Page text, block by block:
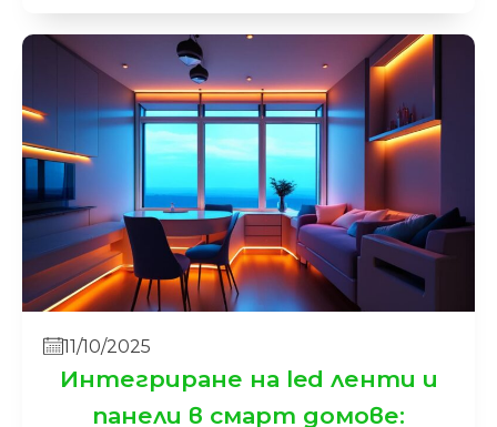
11/10/2025
Интегриране на led ленти и
панели в смарт домове: